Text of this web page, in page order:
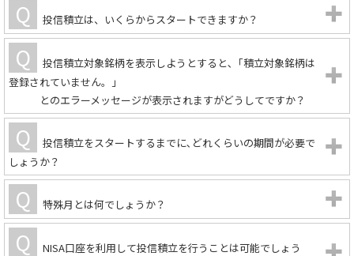
投信積立は、いくらからスタートできますか？
投信積立対象銘柄を表示しようとすると､「積立対象銘柄は
登録されていません。」
とのエラーメッセージが表示されますがどうしてですか？
投信積立をスタートするまでに､どれくらいの期間が必要で
しょうか？
特殊月とは何でしょうか？
NISA口座を利用して投信積立を行うことは可能でしょう